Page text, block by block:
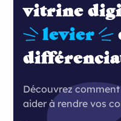
vitrine
levier
Découvrez
aider à rendre vos